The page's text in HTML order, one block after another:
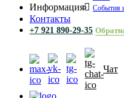
Информация
События
Контакты
+7 921 890-29-35
Чат